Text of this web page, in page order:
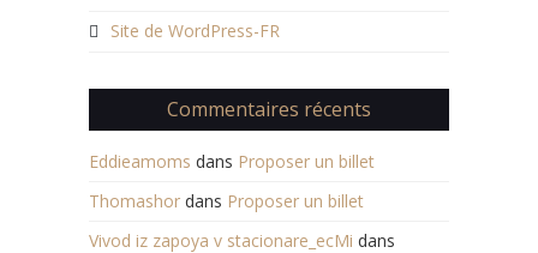
Site de WordPress-FR
Commentaires récents
Eddieamoms dans Proposer un billet
Thomashor dans Proposer un billet
Vivod iz zapoya v stacionare_ecMi dans